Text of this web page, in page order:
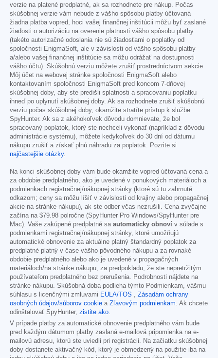
verzie na platené predplatné, ak sa rozhodnete pre nákup. Počas
skúšobnej verzie vám nebude z vášho spôsobu platby účtovaná
žiadna platba vopred, hoci vašej finančnej inštitúcii môžu byť zaslané
žiadosti o autorizáciu na overenie platnosti vášho spôsobu platby
(takéto autorizačné odoslania nie sú žiadosťami o poplatky od
spoločnosti EnigmaSoft, ale v závislosti od vášho spôsobu platby
a/alebo vašej finančnej inštitúcie sa môžu odrážať na dostupnosti
vášho účtu). Skúšobnú verziu môžete zrušiť prostredníctvom sekcie
Môj účet na webovej stránke spoločnosti EnigmaSoft alebo
kontaktovaním spoločnosti EnigmaSoft pred koncom 7-dňovej
skúšobnej doby, aby ste predišli splatnosti a spracovaniu poplatku
ihneď po uplynutí skúšobnej doby. Ak sa rozhodnete zrušiť skúšobnú
verziu počas skúšobnej doby, okamžite stratíte prístup k službe
SpyHunter. Ak sa z akéhokoľvek dôvodu domnievate, že bol
spracovaný poplatok, ktorý ste nechceli vykonať (napríklad z dôvodu
administrácie systému), môžete kedykoľvek do 30 dní od dátumu
nákupu zrušiť a získať plnú náhradu za poplatok. Pozrite si
najčastejšie otázky.
Na konci skúšobnej doby vám bude okamžite vopred účtovaná cena a
za obdobie predplatného, ako je uvedené v ponukových materiáloch a
podmienkach registračnej/nákupnej stránky (ktoré sú tu zahrnuté
odkazom; ceny sa môžu líšiť v závislosti od krajiny alebo propagačnej
akcie na stránke nákupu), ak ste odber včas nezrušili. Cena zvyčajne
začína na $79.98 polročne (SpyHunter Pro Windows/SpyHunter pre
Mac). Vaše zakúpené predplatné sa automaticky obnoví v súlade s
podmienkami registračnej/nákupnej stránky, ktoré umožňujú
automatické obnovenie za aktuálne platný štandardný poplatok za
predplatné platný v čase vášho pôvodného nákupu a za rovnaké
obdobie predplatného alebo ako je uvedené v propagačných
materiáloch/na stránke nákupu, za predpokladu, že ste nepretržitým
používateľom predplatného bez prerušenia. Podrobnosti nájdete na
stránke nákupu. Skúšobná doba podlieha týmto Podmienkam, vášmu
súhlasu s licenčnými zmluvami EULA/TOS , Zásadám ochrany
osobných údajov/súborov cookie a Zľavovým podmienkam. Ak chcete
odinštalovať SpyHunter, zistite ako.
V prípade platby za automatické obnovenie predplatného vám bude
pred každým dátumom platby zaslaná e-mailová pripomienka na e-
mailovú adresu, ktorú ste uviedli pri registrácii. Na začiatku skúšobnej
doby dostanete aktivačný kód, ktorý je obmedzený na použitie iba na